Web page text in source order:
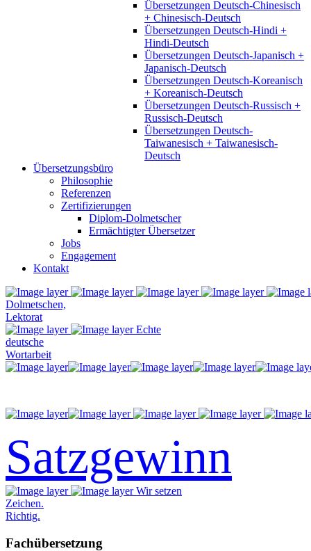
Übersetzungen Deutsch-Chinesisch
+ Chinesisch-Deutsch
Übersetzungen Deutsch-Hindi +
Hindi-Deutsch
Übersetzungen Deutsch-Japanisch +
Japanisch-Deutsch
Übersetzungen Deutsch-Koreanisch
+ Koreanisch-Deutsch
Übersetzungen Deutsch-Russisch +
Russisch-Deutsch
Übersetzungen Deutsch-
Taiwanesisch + Taiwanesisch-
Deutsch
Übersetzungsbüro
Philosophie
Referenzen
Zertifizierungen
Diplom-Dolmetscher
Ermächtigter Übersetzer
Jobs
Engagement
Kontakt
Dolmetschen,
Lektorat
Echte
deutsche
Wortarbeit
Satzgewinn
Wir setzen
Zeichen.
Richtig.
Fachübersetzung